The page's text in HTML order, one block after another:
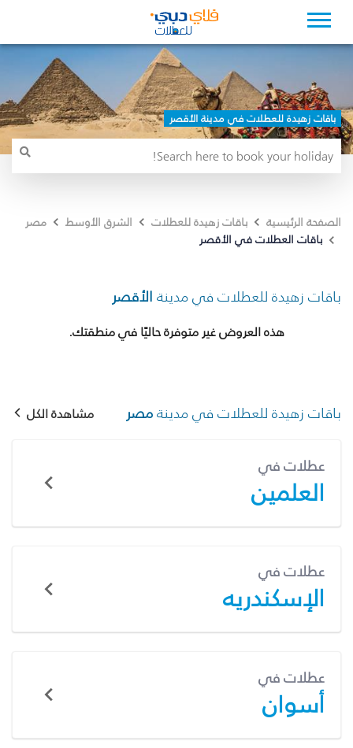
باقات زهيدة للعطلات في مدينة الأقصر
الصفحة الرئيسية باقات زهيدة للعطلات الشرق الأوسط
مصر
باقات العطلات في الأقصر
باقات زهيدة للعطلات في مدينة الأقصر
هذه العروض غير متوفرة حاليًا في منطقتك.
باقات زهيدة للعطلات في مدينةمصر مشاهدة الكل
عطلات في
العلمين
عطلات في
الإسكندريه
عطلات في
أسوان